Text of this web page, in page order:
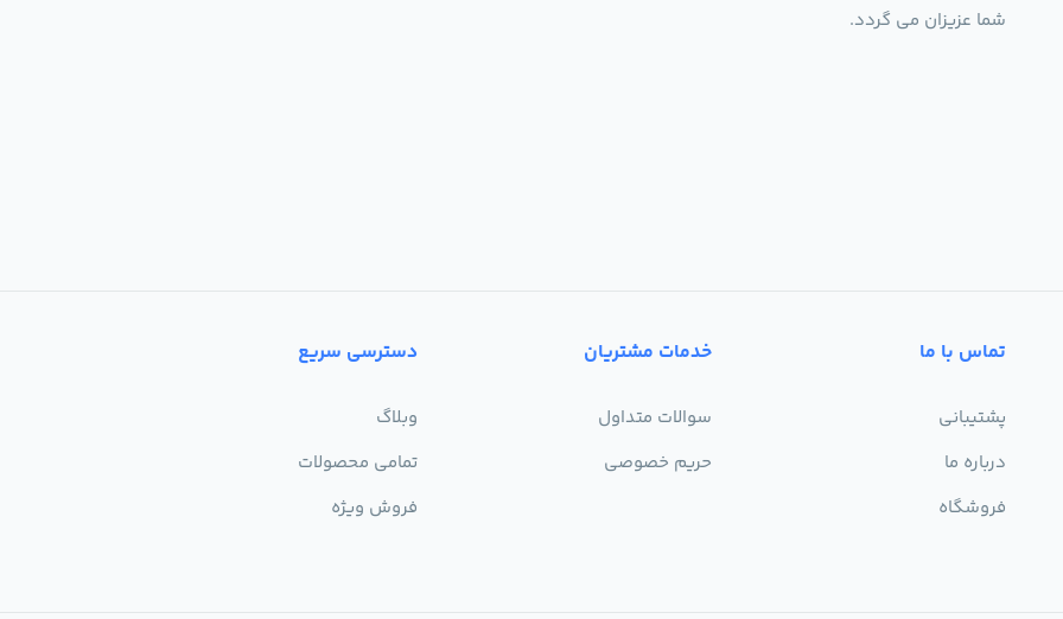
شما عزیزان می گردد.
تماس با ما
پشتیبانی
درباره ما
فروشگاه
خدمات مشتریان
سوالات متداول
حریم خصوصی
دسترسی سریع
وبلاگ
تمامی محصولات
فروش ویژه